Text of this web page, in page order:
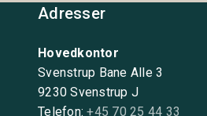
Adresser
Hovedkontor
Svenstrup Bane Alle 3
9230 Svenstrup J
Telefon:+45 70 25 44 33